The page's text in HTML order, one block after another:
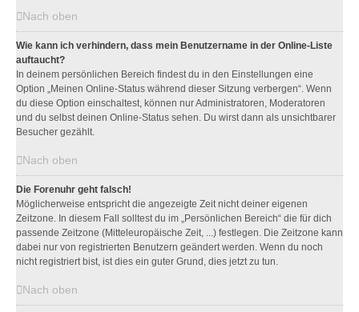
Nach oben
Wie kann ich verhindern, dass mein Benutzername in der Online-Liste
auftaucht?
In deinem persönlichen Bereich findest du in den Einstellungen eine
Option „Meinen Online-Status während dieser Sitzung verbergen“. Wenn
du diese Option einschaltest, können nur Administratoren, Moderatoren
und du selbst deinen Online-Status sehen. Du wirst dann als unsichtbarer
Besucher gezählt.
Nach oben
Die Forenuhr geht falsch!
Möglicherweise entspricht die angezeigte Zeit nicht deiner eigenen
Zeitzone. In diesem Fall solltest du im „Persönlichen Bereich“ die für dich
passende Zeitzone (Mitteleuropäische Zeit, ...) festlegen. Die Zeitzone kann
dabei nur von registrierten Benutzern geändert werden. Wenn du noch
nicht registriert bist, ist dies ein guter Grund, dies jetzt zu tun.
Nach oben